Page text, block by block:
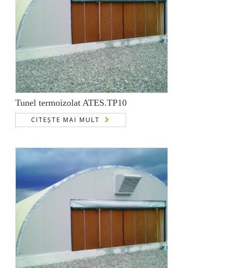
Tunel termoizolat ATES.TP10
CITEȘTE MAI MULT